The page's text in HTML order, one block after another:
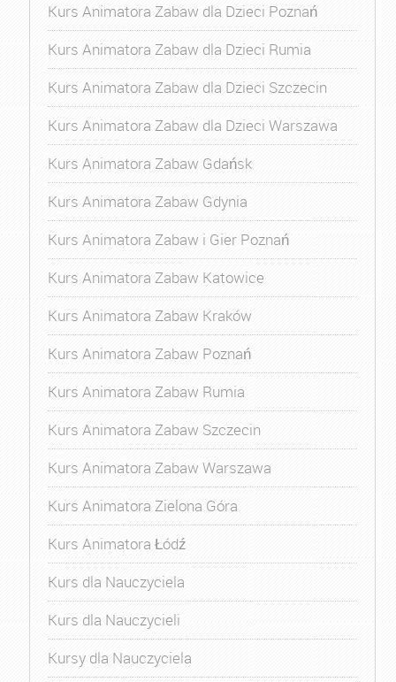
Kurs Animatora Zabaw dla Dzieci Poznań
Kurs Animatora Zabaw dla Dzieci Rumia
Kurs Animatora Zabaw dla Dzieci Szczecin
Kurs Animatora Zabaw dla Dzieci Warszawa
Kurs Animatora Zabaw Gdańsk
Kurs Animatora Zabaw Gdynia
Kurs Animatora Zabaw i Gier Poznań
Kurs Animatora Zabaw Katowice
Kurs Animatora Zabaw Kraków
Kurs Animatora Zabaw Poznań
Kurs Animatora Zabaw Rumia
Kurs Animatora Zabaw Szczecin
Kurs Animatora Zabaw Warszawa
Kurs Animatora Zielona Góra
Kurs Animatora Łódź
Kurs dla Nauczyciela
Kurs dla Nauczycieli
Kursy dla Nauczyciela